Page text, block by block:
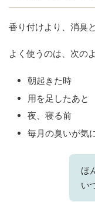
香り付けより、消臭
よく使うのは、次の
朝起きた時
用を足したあと
夜、寝る前
毎月の臭いが気
ほ
い